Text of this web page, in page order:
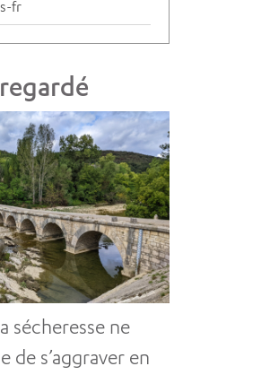
fr
sécheresse ne
de s’aggraver en